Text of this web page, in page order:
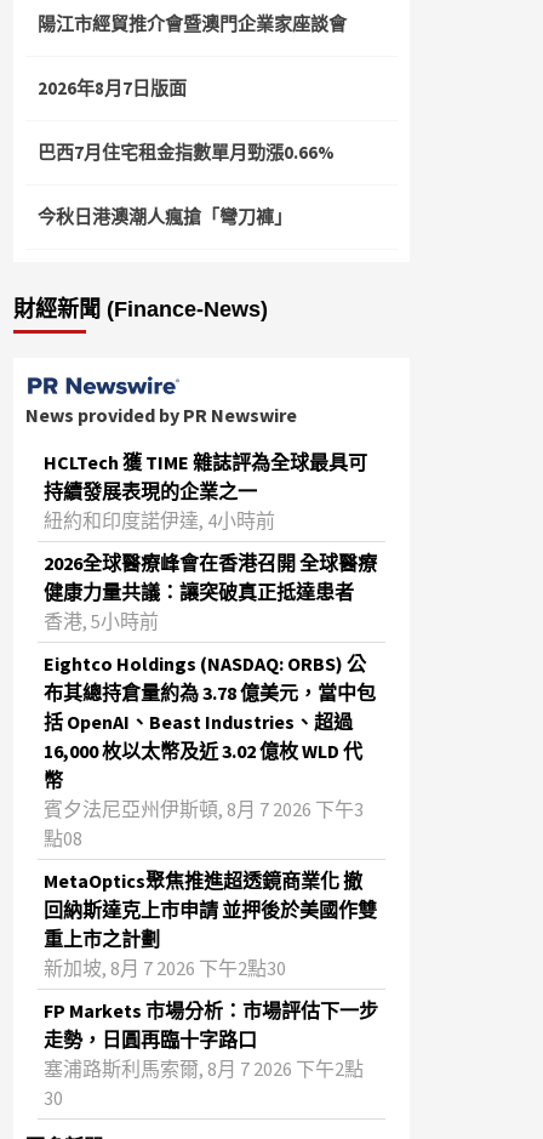
陽江市經貿推介會暨澳門企業家座談會
2026年8月7日版面
巴西7月住宅租金指數單月勁漲0.66%
今秋日港澳潮人瘋搶「彎刀褲」
財經新聞 (Finance-News)
News provided by PR Newswire
HCLTech 獲 TIME 雜誌評為全球最具可
持續發展表現的企業之一
紐約和印度諾伊達, 4小時前
2026全球醫療峰會在香港召開 全球醫療
健康力量共議：讓突破真正抵達患者
香港, 5小時前
Eightco Holdings (NASDAQ: ORBS) 公
布其總持倉量約為 3.78 億美元，當中包
括 OpenAI、Beast Industries、超過
16,000 枚以太幣及近 3.02 億枚 WLD 代
幣
賓夕法尼亞州伊斯頓, 8月 7 2026 下午3
點08
MetaOptics聚焦推進超透鏡商業化 撤
回納斯達克上市申請 並押後於美國作雙
重上市之計劃
新加坡, 8月 7 2026 下午2點30
FP Markets 市場分析：市場評估下一步
走勢，日圓再臨十字路口
塞浦路斯利馬索爾, 8月 7 2026 下午2點
30